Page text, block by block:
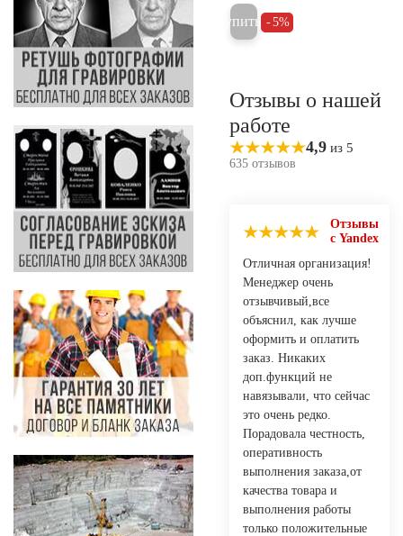
Купить 5%
Отзывы о нашей
работе
4,9 из 5
635 отзывов
Отзывы
с Yandex
Отличная организация!
Менеджер очень
отзывчивый,все
объяснил, как лучше
оформить и оплатить
заказ. Никаких
доп.функций не
навязывали, что сейчас
это очень редко.
Порадовала честность,
оперативность
выполнения заказа,от
качества товара и
выполнения работы
только положительные